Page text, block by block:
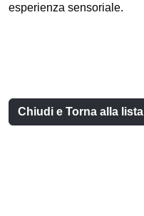
esperienza sensoriale.
Chiudi e Torna alla lista